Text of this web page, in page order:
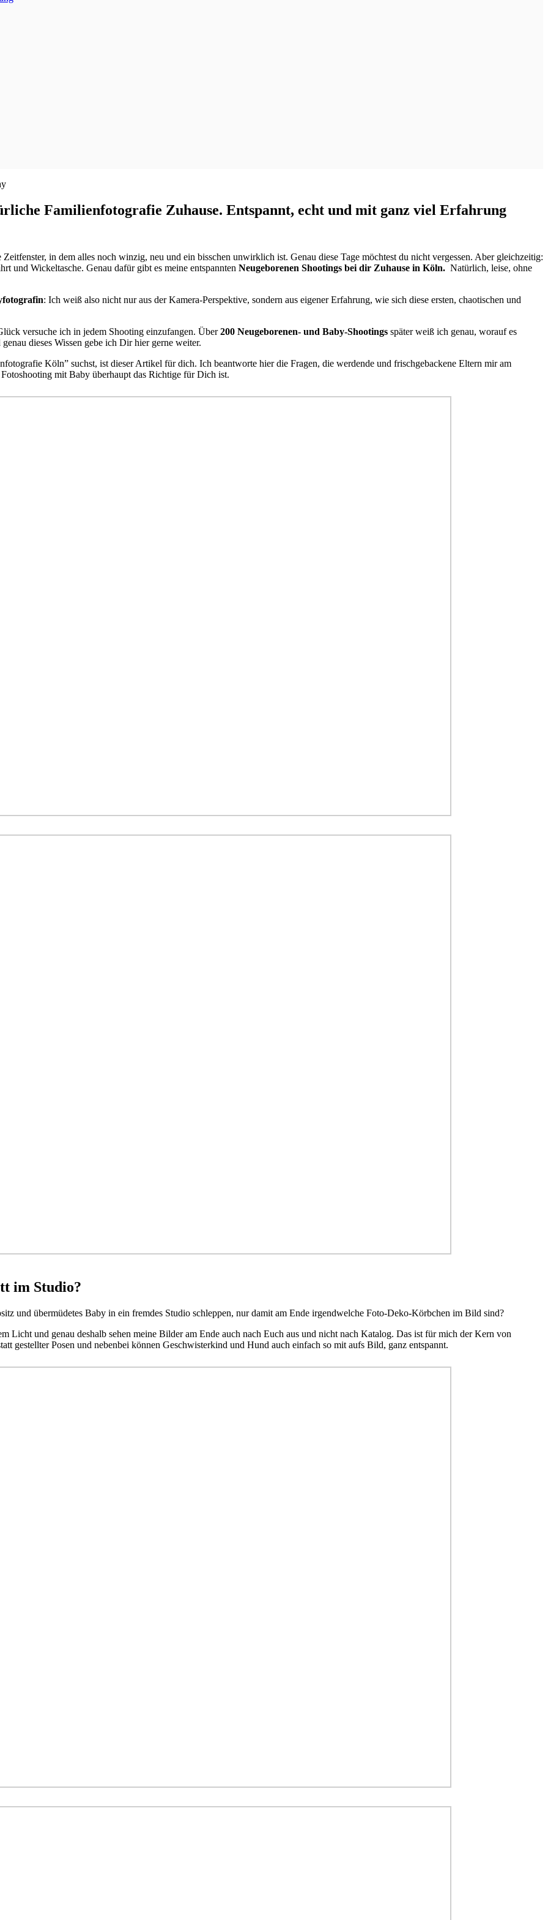
Familienfotografie Zuhause. Entspannt, echt und mit ganz viel Erfahrung
in dem alles noch winzig, neu und ein bisschen unwirklich ist. Genau diese Tage möchtest du nicht vergessen. Aber gleichzeitig:
Wickeltasche. Genau dafür gibt es meine entspannten Neugeborenen Shootings bei dir Zuhause in Köln. Natürlich, leise, ohne
: Ich weiß also nicht nur aus der Kamera-Perspektive, sondern aus eigener Erfahrung, wie sich diese ersten, chaotischen und
versuche ich in jedem Shooting einzufangen. Über200 Neugeborenen- und Baby-Shootings später weiß ich genau, worauf es
dieses Wissen gebe ich Dir hier gerne weiter.
Köln” suchst, ist dieser Artikel für dich. Ich beantworte hier die Fragen, die werdende und frischgebackene Eltern mir am
mit Baby überhaupt das Richtige für Dich ist.
im Studio?
und übermüdetes Baby in ein fremdes Studio schleppen, nur damit am Ende irgendwelche Foto-Deko-Körbchen im Bild sind?
Licht und genau deshalb sehen meine Bilder am Ende auch nach Euch aus und nicht nach Katalog. Das ist für mich der Kern von
gestellter Posen und nebenbei können Geschwisterkind und Hund auch einfach so mit aufs Bild, ganz entspannt.